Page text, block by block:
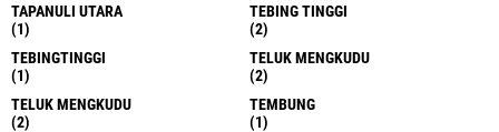
TAPANULI UTARA
(1)
TEBING TINGGI
(2)
TEBINGTINGGI
(1)
TELUK MENGKUDU
(2)
TELUK MENGKUDU
(2)
TEMBUNG
(1)